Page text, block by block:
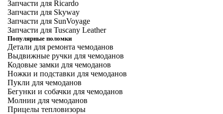
Запчасти для Ricardo
Запчасти для Skyway
Запчасти для SunVoyage
Запчасти для Tuscany Leather
Популярные поломки
Детали для ремонта чемоданов
Выдвижные ручки для чемоданов
Кодовые замки для чемоданов
Ножки и подставки для чемоданов
Пукли для чемоданов
Бегунки и собачки для чемоданов
Молнии для чемоданов
Прицелы тепловизоры